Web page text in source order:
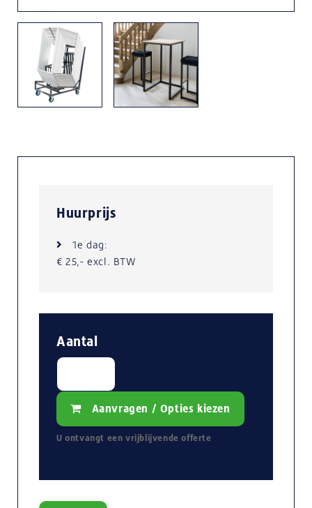
Huurprijs
1e dag:
€ 25,- excl. BTW
Aantal
Aanvragen / Opties kiezen
U ontvangt een vrijblijvende offerte